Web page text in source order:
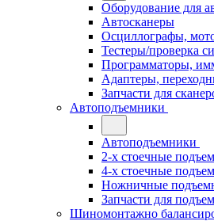
Оборудование для
Автосканеры
Осциллографы,
Тестеры/проверка
Программаторы,
Адаптеры,
Запчасти для
Автоподъемники
Автоподъемники
2-х стоечные
4-х стоечные
Ножничные
Запчасти для
Шиномонтажно